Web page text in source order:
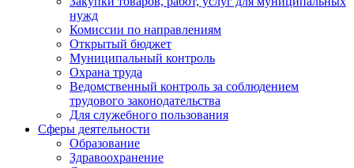
нужд
Комиссии по направлениям
Открытый бюджет
Муниципальный контроль
Охрана труда
Ведомственный контроль за соблюдением
трудового законодательства
Для служебного пользования
Сферы деятельности
Образование
Здравоохранение